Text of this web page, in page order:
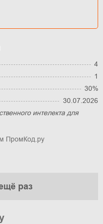
4
1
30%
30.07.2026
интелекта для
ПромКод.ру
раз